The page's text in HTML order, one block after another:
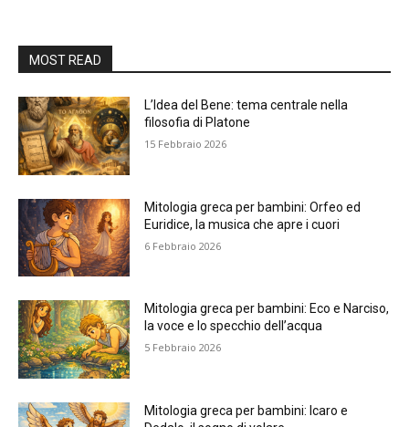
MOST READ
L’Idea del Bene: tema centrale nella
filosofia di Platone
15 Febbraio 2026
Mitologia greca per bambini: Orfeo ed
Euridice, la musica che apre i cuori
6 Febbraio 2026
Mitologia greca per bambini: Eco e Narciso,
la voce e lo specchio dell’acqua
5 Febbraio 2026
Mitologia greca per bambini: Icaro e